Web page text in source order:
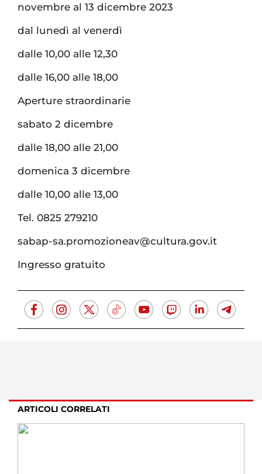
novembre al 13 dicembre 2023
dal lunedì al venerdì
dalle 10,00 alle 12,30
dalle 16,00 alle 18,00
Aperture straordinarie
sabato 2 dicembre
dalle 18,00 alle 21,00
domenica 3 dicembre
dalle 10,00 alle 13,00
Tel. 0825 279210
sabap-sa.promozioneav@cultura.gov.it
Ingresso gratuito
ARTICOLI CORRELATI